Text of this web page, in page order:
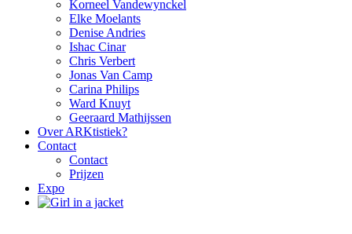
Korneel Vandewynckel
Elke Moelants
Denise Andries
Ishac Cinar
Chris Verbert
Jonas Van Camp
Carina Philips
Ward Knuyt
Geeraard Mathijssen
Over ARKtistiek?
Contact
Contact
Prijzen
Expo